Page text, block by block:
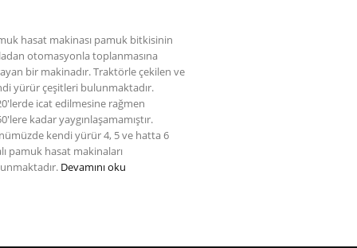
hasat makinası pamuk bitkisinin
otomasyonla toplanmasına
bir makinadır. Traktörle çekilen ve
yürür çeşitleri bulunmaktadır.
icat edilmesine rağmen
kadar yaygınlaşamamıştır.
kendi yürür 4, 5 ve hatta 6
pamuk hasat makinaları
Devamını oku